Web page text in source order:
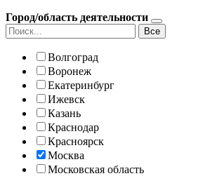
Город/область деятельности
Все
Волгоград
Воронеж
Екатеринбург
Ижевск
Казань
Краснодар
Красноярск
Москва
Московская область